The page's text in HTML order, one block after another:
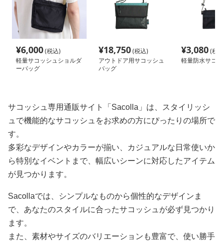
¥6,000(税込)
軽量サコッシュショルダ
ーバッグ
¥18,750(税込)
アウトドア用サコッシュ
バッグ
¥3,080(税
軽量防水サコ
サコッシュ専用通販サイト「Sacolla」は、スタイリッシ
ュで機能的なサコッシュをお求めの方にぴったりの場所で
す。
多彩なデザインやカラーが揃い、カジュアルな日常使いか
ら特別なイベントまで、幅広いシーンに対応したアイテム
が見つかります。
Sacollaでは、シンプルなものから個性的なデザインま
で、あなたのスタイルに合ったサコッシュが必ず見つかり
ます。
また、素材やサイズのバリエーションも豊富で、使い勝手